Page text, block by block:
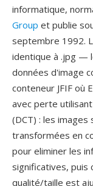
informatique,
Group et publie
septembre 1992.
identique à .jpg —
données d'image
conteneur JFIF où
avec perte
(DCT) : les
transformées en
pour eliminer les
significatives, puis
qualité/taille est